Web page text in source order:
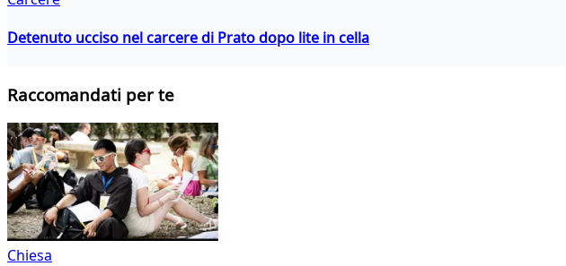
Detenuto ucciso nel carcere di Prato dopo lite in cella
Raccomandati per te
Chiesa